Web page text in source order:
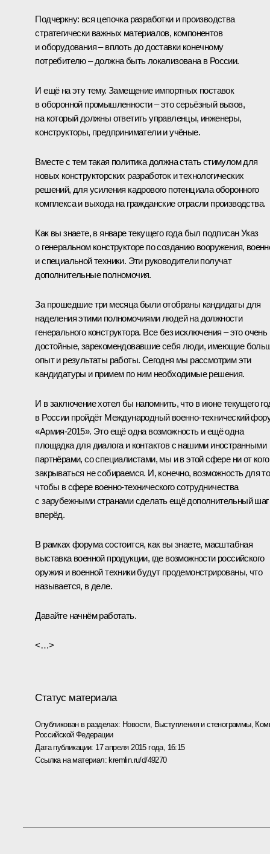
Подчеркну: вся цепочка разработки и производства
стратегически важных материалов, компонентов
и оборудования – вплоть до доставки конечному
потребителю – должна быть локализована в России.
И ещё на эту тему. Замещение импортных поставок
в оборонной промышленности – это серьёзный вызов,
на который должны ответить управленцы, инженеры,
конструкторы, предприниматели и учёные.
Вместе с тем такая политика должна стать стимулом для
новых конструкторских разработок и технологических
решений, для усиления кадрового потенциала оборонного
комплекса и выхода на гражданские отрасли производства.
Как вы знаете, в январе текущего года был подписан Указ
о генеральном конструкторе по созданию вооружения,
и специальной техники. Эти руководители получат
дополнительные полномочия.
За прошедшие три месяца были отобраны кандидаты для
наделения этими полномочиями людей на должности
генерального конструктора. Все без исключения – это очень
достойные, зарекомендовавшие себя люди, имеющие
опыт и результаты работы. Сегодня мы рассмотрим эти
кандидатуры и примем по ним необходимые решения.
И в заключение хотел бы напомнить, что в июне текущего
в России пройдёт Международный военно-технический
«Армия-2015». Это ещё одна возможность и ещё одна
площадка для диалога и контактов с нашими иностранными
партнёрами, со специалистами, мы и в этой сфере ни от кого
закрываться не собираемся. И, конечно, возможность для
чтобы в сфере военно-технического сотрудничества
с зарубежными странами сделать ещё дополнительный шаг
вперёд.
В рамках форума состоится, как вы знаете, масштабная
выставка военной продукции, где возможности российского
оружия и военной техники будут продемонстрированы, что
называется, в деле.
Давайте начнём работать.
<…>
Статус материала
Опубликован в разделах: Новости, Выступления и стенограммы,
Российской Федерации
Дата публикации: 17 апреля 2015 года, 16:15
Ссылка на материал: kremlin.ru/d/49270